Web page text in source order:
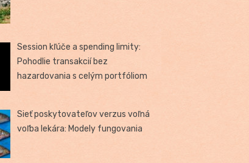
Session kľúče a spending limity:
Pohodlie transakcií bez
hazardovania s celým portfóliom
Sieť poskytovateľov verzus voľná
voľba lekára: Modely fungovania